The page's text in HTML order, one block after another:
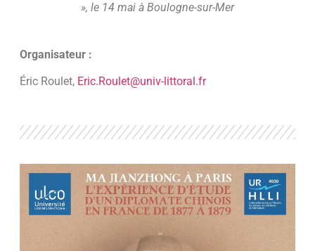
», le 14 mai à Boulogne-sur-Mer
Organisateur :
Éric Roulet, Eric.Roulet@univ-littoral.fr